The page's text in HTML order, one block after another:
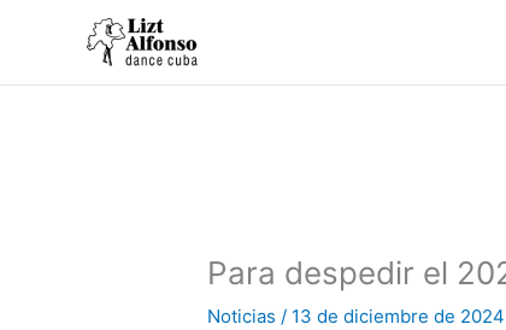
Para despedir el
Noticias / 13 de diciembre de 2024